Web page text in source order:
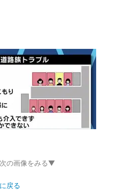
の画像をみる▼
戻る